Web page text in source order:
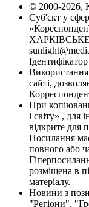
© 2000-2026,
Суб'єкт у
ХАРКІВСЬКЕ
Використання
сайті,
При
і світу» , для
відкрите для
Посилання
повного або
розміщена в
матеріалу.
Новини з
"Регіони",